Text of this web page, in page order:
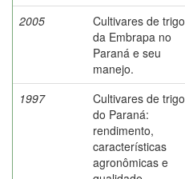
2005
Cultivares de trigo
da Embrapa no
Paraná e seu
manejo.
1997
Cultivares de trigo
do Paraná:
rendimento,
características
agronômicas e